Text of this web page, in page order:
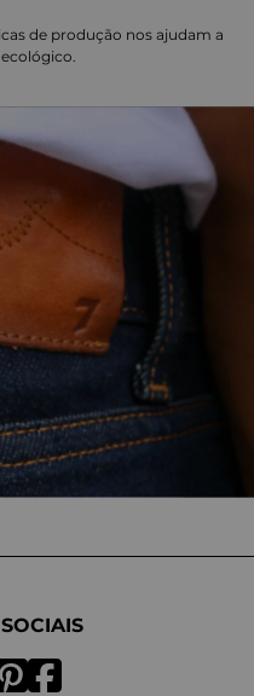
de produção nos ajudam a